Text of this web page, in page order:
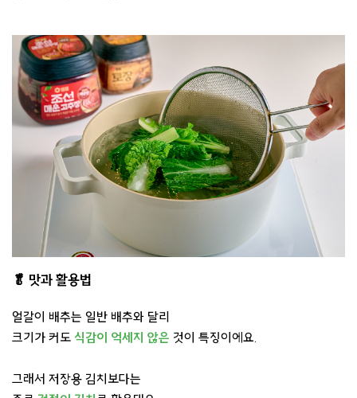
🥬 맛과 활용법
얼갈이 배추는 일반 배추와 달리
크기가 커도 식감이 억세지 않은 것이 특징이에요.
그래서 저장용 김치보다는